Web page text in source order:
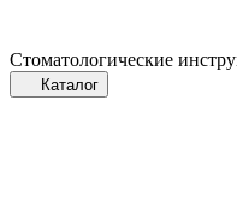
Стоматологические
Каталог